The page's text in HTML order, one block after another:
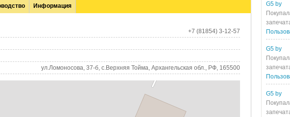
Информация
+7 (81854) 3-12-57
ул.Ломоносова, 37-б, с.Верхняя Тойма, Архангельская обл., РФ, 165500
G5 by
G5 by
G5 by